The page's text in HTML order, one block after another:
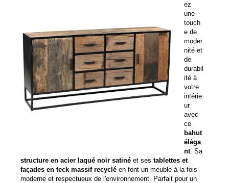
ez
une
touch
e de
moder
nité et
de
durabil
ité à
votre
intérie
ur
avec
ce
bahut
éléga
nt. Sa
structure en acier laqué noir satiné et ses tablettes et
façades en teck massif recyclé en font un meuble à la fois
moderne et respectueux de l'environnement. Parfait pour un